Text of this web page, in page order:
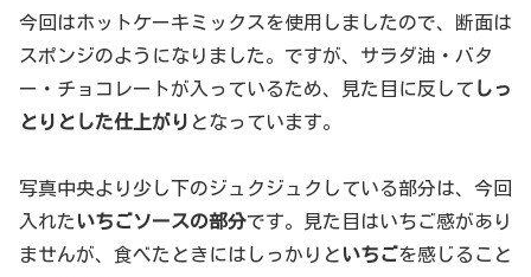
今回はホットケーキミックスを使用しましたので、断面は
スポンジのようになりました。ですが、サラダ油・バタ
ー・チョコレートが入っているため、見た目に反して しっ
とりとした仕上がり となっています。
写真中央より少し下のジュクジュクしている部分は、今回
入れた いちごソースの部分です。見た目はいちご感があり
ませんが、食べたときにはしっかりと いちごを感じること